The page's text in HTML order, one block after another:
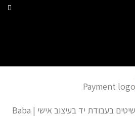
כל הזכויות שמורות | תכשיטים בעבודת יד בעיצוב אישי | Baba